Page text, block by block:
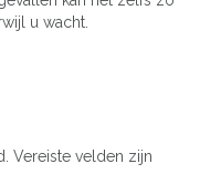
u wacht.
Vereiste velden zijn